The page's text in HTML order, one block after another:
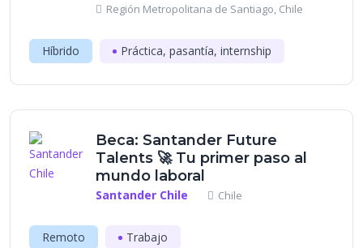
Región Metropolitana de Santiago, Chile
Híbrido Práctica, pasantía, internship
Beca: Santander Future
Talents 🚀 Tu primer paso al
mundo laboral
Santander Chile Chile
Remoto Trabajo